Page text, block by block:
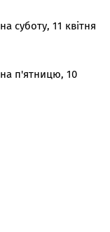
суботу, 11 квітня
на п'ятницю, 10